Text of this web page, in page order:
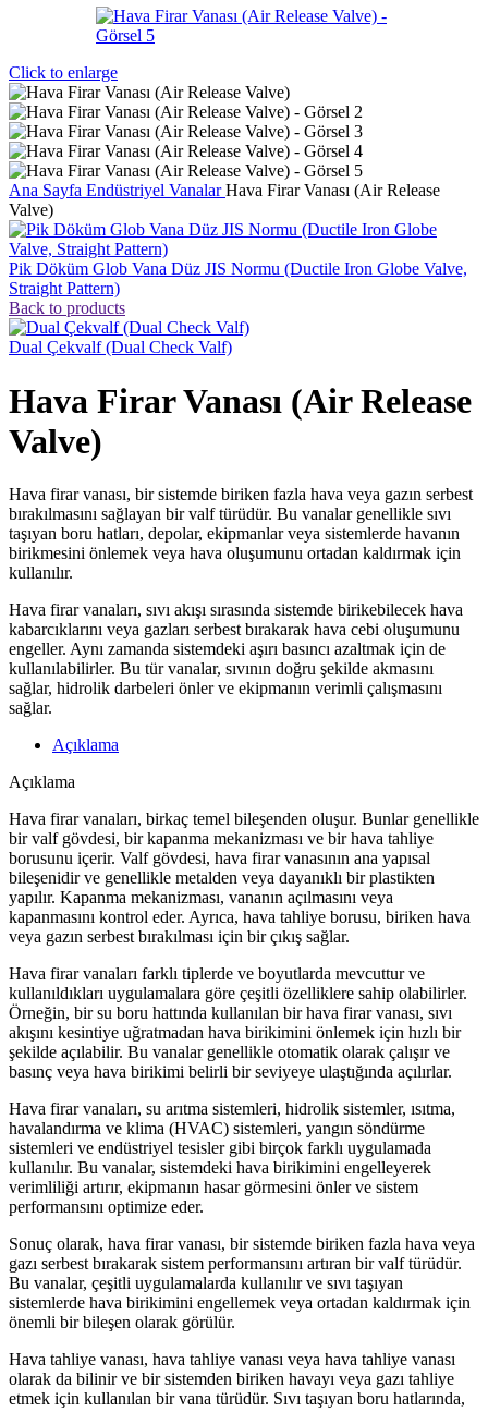
Click to enlarge
Ana Sayfa Endüstriyel VanalarHava Firar Vanası (Air Release
Valve)
Pik Döküm Glob Vana Düz JIS Normu (Ductile Iron Globe Valve,
Straight Pattern)
Back to products
Dual Çekvalf (Dual Check Valf)
Hava Firar Vanası (Air Release
Valve)
Hava firar vanası, bir sistemde biriken fazla hava veya gazın serbest
bırakılmasını sağlayan bir valf türüdür. Bu vanalar genellikle sıvı
taşıyan boru hatları, depolar, ekipmanlar veya sistemlerde havanın
birikmesini önlemek veya hava oluşumunu ortadan kaldırmak için
kullanılır.
Hava firar vanaları, sıvı akışı sırasında sistemde birikebilecek hava
kabarcıklarını veya gazları serbest bırakarak hava cebi oluşumunu
engeller. Aynı zamanda sistemdeki aşırı basıncı azaltmak için de
kullanılabilirler. Bu tür vanalar, sıvının doğru şekilde akmasını
sağlar, hidrolik darbeleri önler ve ekipmanın verimli çalışmasını
sağlar.
Açıklama
Açıklama
Hava firar vanaları, birkaç temel bileşenden oluşur. Bunlar genellikle
bir valf gövdesi, bir kapanma mekanizması ve bir hava tahliye
borusunu içerir. Valf gövdesi, hava firar vanasının ana yapısal
bileşenidir ve genellikle metalden veya dayanıklı bir plastikten
yapılır. Kapanma mekanizması, vananın açılmasını veya
kapanmasını kontrol eder. Ayrıca, hava tahliye borusu, biriken hava
veya gazın serbest bırakılması için bir çıkış sağlar.
Hava firar vanaları farklı tiplerde ve boyutlarda mevcuttur ve
kullanıldıkları uygulamalara göre çeşitli özelliklere sahip olabilirler.
Örneğin, bir su boru hattında kullanılan bir hava firar vanası, sıvı
akışını kesintiye uğratmadan hava birikimini önlemek için hızlı bir
şekilde açılabilir. Bu vanalar genellikle otomatik olarak çalışır ve
basınç veya hava birikimi belirli bir seviyeye ulaştığında açılırlar.
Hava firar vanaları, su arıtma sistemleri, hidrolik sistemler, ısıtma,
havalandırma ve klima (HVAC) sistemleri, yangın söndürme
sistemleri ve endüstriyel tesisler gibi birçok farklı uygulamada
kullanılır. Bu vanalar, sistemdeki hava birikimini engelleyerek
verimliliği artırır, ekipmanın hasar görmesini önler ve sistem
performansını optimize eder.
Sonuç olarak, hava firar vanası, bir sistemde biriken fazla hava veya
gazı serbest bırakarak sistem performansını artıran bir valf türüdür.
Bu vanalar, çeşitli uygulamalarda kullanılır ve sıvı taşıyan
sistemlerde hava birikimini engellemek veya ortadan kaldırmak için
önemli bir bileşen olarak görülür.
Hava tahliye vanası, hava tahliye vanası veya hava tahliye vanası
olarak da bilinir ve bir sistemden biriken havayı veya gazı tahliye
etmek için kullanılan bir vana türüdür. Sıvı taşıyan boru hatlarında,